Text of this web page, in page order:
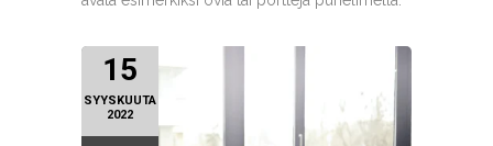
15
SYYSKUUTA
2022